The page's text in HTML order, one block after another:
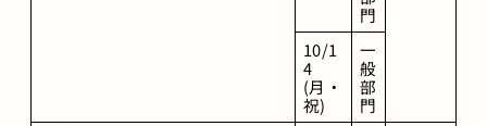
門
10/1
4
(月・
祝)
一
般
部
門